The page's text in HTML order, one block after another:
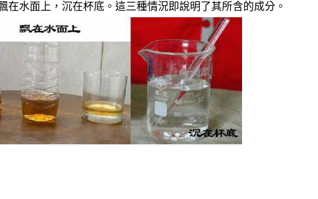
在水面上，沉在杯底。這三種情況即說明了其所含的成分。